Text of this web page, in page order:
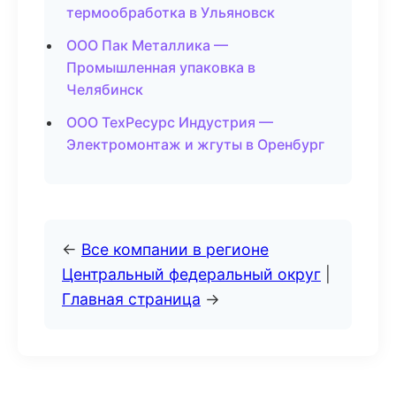
термообработка в Ульяновск
ООО Пак Металлика —
Промышленная упаковка в
Челябинск
ООО ТехРесурс Индустрия —
Электромонтаж и жгуты в Оренбург
← Все компании в регионе
Центральный федеральный округ
Главная страница →